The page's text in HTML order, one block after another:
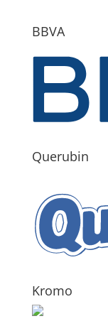
BBVA
Querubin
Kromo